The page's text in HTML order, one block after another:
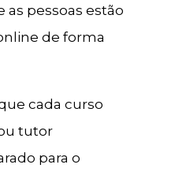
pessoas estão
de forma
cada curso
tutor
para o